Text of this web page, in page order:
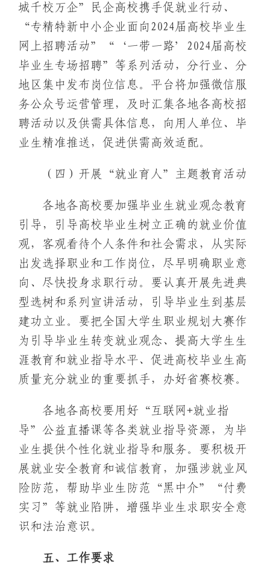
城千校万企”民企高校携手促就业行动、
“专精特新中小企业面向2024届高校毕业生
网上招聘活动”“‘一带一路’2024届高校
毕业生专场招聘”等系列活动，分行业、分
地区集中发布岗位信息。平台将加强微信服
务公众号运营管理，及时汇集各地各高校招
聘活动以及供需具体信息，向用人单位、毕
业生精准推送，促进供需高效适配。
（四）开展“就业育人”主题教育活动
各地各高校要加强毕业生就业观念教育
引导，引导高校毕业生树立正确的就业价值
观，客观看待个人条件和社会需求，从实际
出发选择职业和工作岗位，尽早明确职业意
向、尽快投身求职行动。要认真开展先进典
型选树和系列宣讲活动，引导毕业生到基层
建功立业。要把全国大学生职业规划大赛作
为引导毕业生转变就业观念、提高大学生生
涯教育和就业指导水平、促进高校毕业生高
质量充分就业的重要抓手，办好省赛校赛。
各地各高校要用好“互联网+就业指
导”公益直播课等各类就业指导资源，为毕
业生提供个性化就业指导和服务。要积极开
展就业安全教育和诚信教育，加强涉就业风
险防范，帮助毕业生防范“黑中介”“付费
实习”等就业陷阱，增强毕业生求职安全意
识和法治意识。
五、工作要求